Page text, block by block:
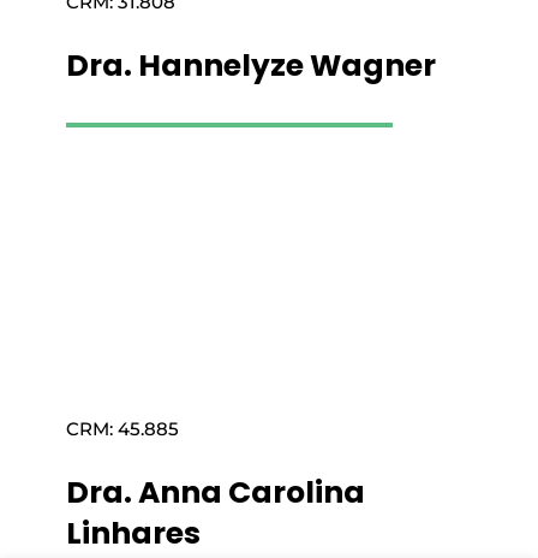
Dra. Hannelyze Wagner
CRM: 45.885
Dra. Anna Carolina
Linhares